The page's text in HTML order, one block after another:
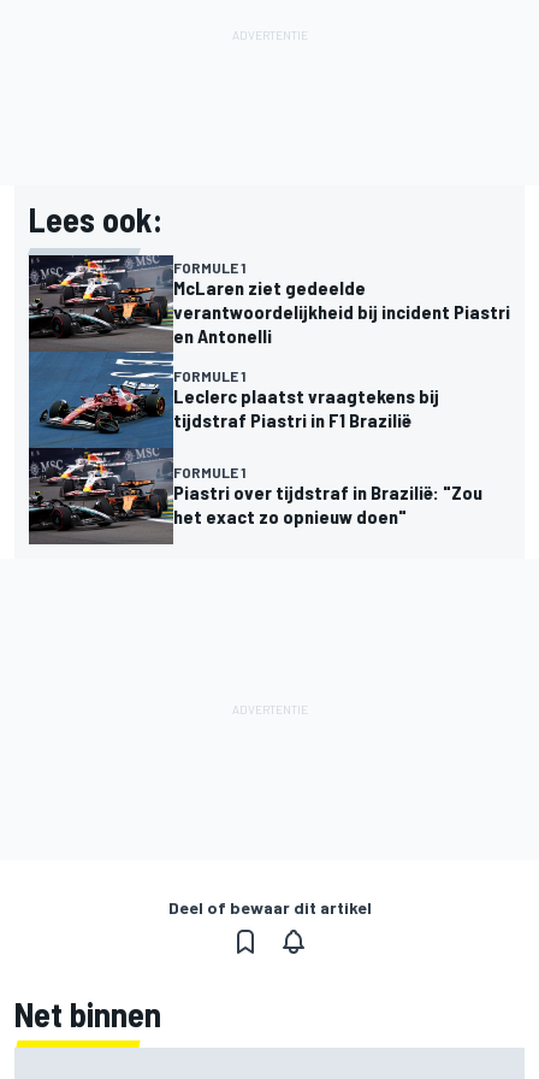
Lees ook:
FORMULE 1
McLaren ziet gedeelde
verantwoordelijkheid bij incident Piastri
en Antonelli
FORMULE 1
Leclerc plaatst vraagtekens bij
tijdstraf Piastri in F1 Brazilië
FORMULE 1
Piastri over tijdstraf in Brazilië: "Zou
het exact zo opnieuw doen"
Deel of bewaar dit artikel
Net binnen